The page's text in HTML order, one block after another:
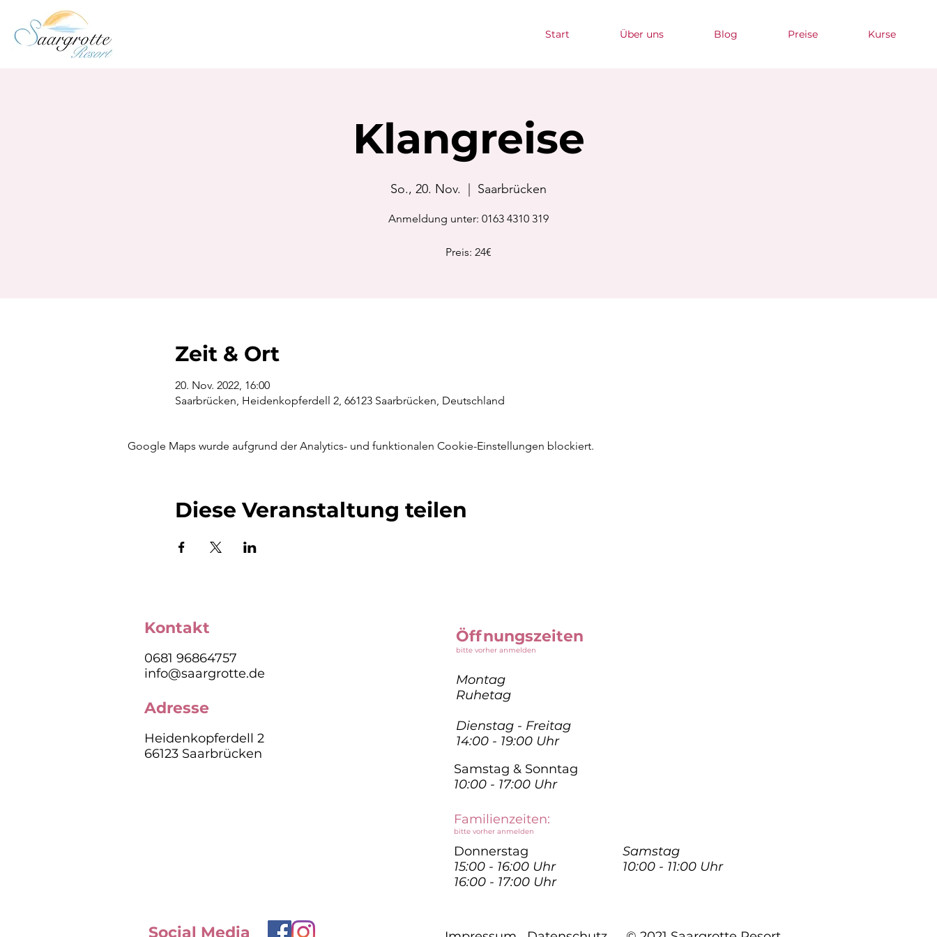
Start Über uns Blog Preise Kurse
Klangreise
So., 20. Nov. Saarbrücken
Anmeldung unter: 0163 4310 319
Preis: 24€
Zeit & Ort
20. Nov. 2022, 16:00
Saarbrücken, Heidenkopferdell 2, 66123 Saarbrücken, Deutschland
Google Maps wurde aufgrund der Analytics- und funktionalen Cookie-Einstellungen blockiert.
Diese Veranstaltung teilen
Kontakt
0681 96864757
info@saargrotte.de
Adresse
Heidenkopferdell 2
66123 Saarbrücken
Öffnungszeiten
bitte vorher anmelden
Montag
Ruhetag
Dienstag - Freitag
14:00 - 19:00 Uhr
Samstag & Sonntag
10:00 - 17:00 Uhr
Familienzeiten:
bitte vorher anmelden
Donnerstag
15:00 - 16:00 Uhr
16:00 - 17:00 Uhr
Samstag
10:00 - 11:00 Uhr
Social Media